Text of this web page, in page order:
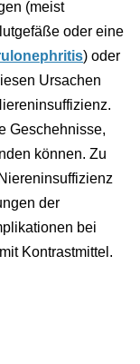
(meist
oder eine
) oder
Ursachen
Geschehnisse,
können. Zu
der
bei
Kontrastmittel.